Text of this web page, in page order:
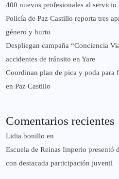
400 nuevos profesionales al servicio
‎Policía de Paz Castillo reporta tres
género y hurto
‎Despliegan campaña “Conciencia
accidentes de tránsito en Yare
Coordinan plan de pica y poda para
en Paz Castillo
Comentarios recientes
Lidia bonillo en
Escuela de Reinas Imperio presentó
con destacada participación juvenil